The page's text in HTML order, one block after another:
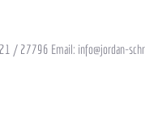
/ 27796 Email: info@jordan-